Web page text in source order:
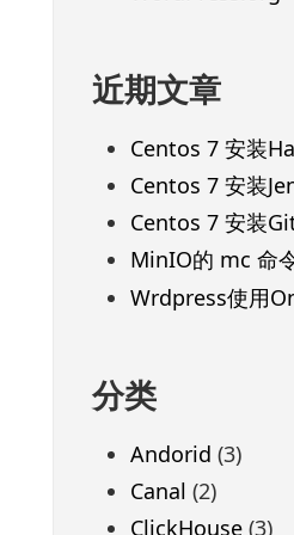
近期文章
Centos 7 安装
Centos 7 安装
Centos 7 安装
MinIO的 mc 命
Wrdpress使用
分类
Andorid (3)
Canal (2)
ClickHouse(3)